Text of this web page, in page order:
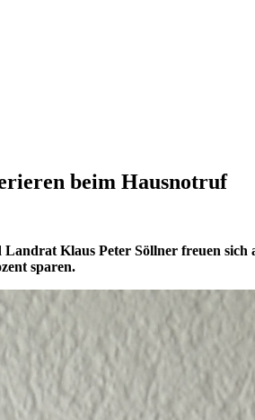
beim Hausnotruf
Klaus Peter Söllner freuen sich
sparen.